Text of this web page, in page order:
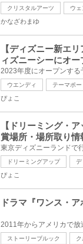
クリスタルアーツ ウ
かなざわまゆ
【ディズニー新エ
ィズニーシーにオー
ウエンディ テーマポー
ぴょこ
【ドリーミング・
賞場所・場所取り情
ドリーミングアップ
ぴょこ
ドラマ『ワンス・
ストーリーブルック ク